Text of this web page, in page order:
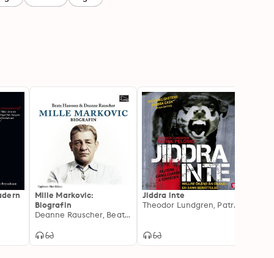
Mille Markovic:
Biografin
Deanne Rauscher, Beata Hansson
Jiddra inte
Theodor Lundgren, Patrik Pelosio